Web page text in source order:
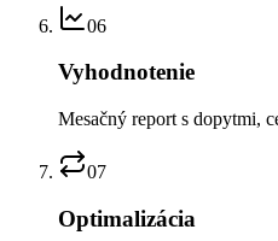
06
Vyhodnotenie
Mesačný report s dopytmi,
07
Optimalizácia